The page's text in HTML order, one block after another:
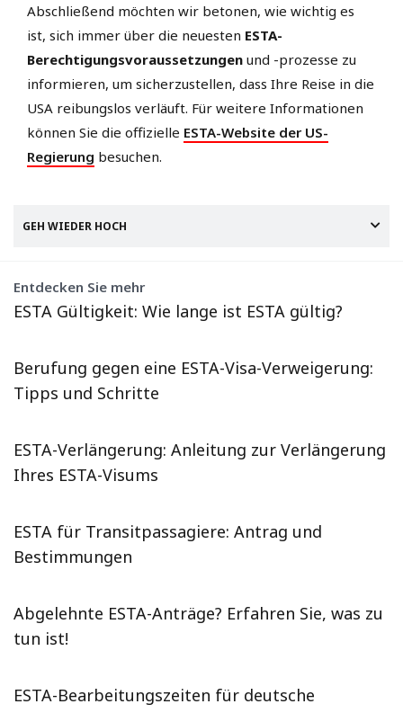
Abschließend möchten wir betonen, wie wichtig es
ist, sich immer über die neuesten ESTA-
Berechtigungsvoraussetzungen und -prozesse zu
informieren, um sicherzustellen, dass Ihre Reise in die
USA reibungslos verläuft. Für weitere Informationen
können Sie die offizielle ESTA-Website der US-
Regierung besuchen.
GEH WIEDER HOCH
Entdecken Sie mehr
ESTA Gültigkeit: Wie lange ist ESTA gültig?
Berufung gegen eine ESTA-Visa-Verweigerung:
Tipps und Schritte
ESTA-Verlängerung: Anleitung zur Verlängerung
Ihres ESTA-Visums
ESTA für Transitpassagiere: Antrag und
Bestimmungen
Abgelehnte ESTA-Anträge? Erfahren Sie, was zu
tun ist!
ESTA-Bearbeitungszeiten für deutsche